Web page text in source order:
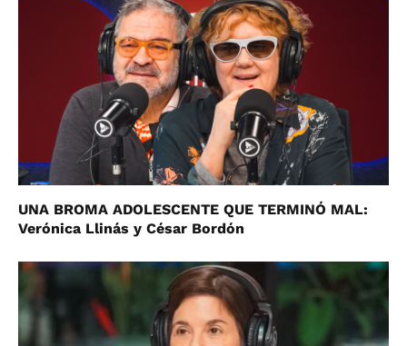
UNA BROMA ADOLESCENTE QUE TERMINÓ MAL:
Verónica Llinás y César Bordón